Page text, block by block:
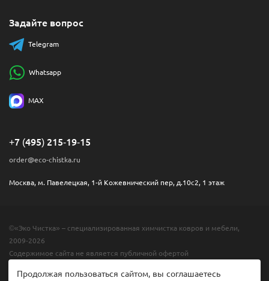
Задайте вопрос
Telegram
Whatsapp
MAX
+7 (495) 215-19-15
order@eco-chistka.ru
Москва, м. Павелецкая, 1-й Кожевнический пер, д.10с2, 1 этаж
©«Эко Чистка» – специализированная химчистка ковров и мебели,
2009-2026
Содержимое сайта не является публичной офертой
Продолжая пользоваться сайтом, вы соглашаетесь